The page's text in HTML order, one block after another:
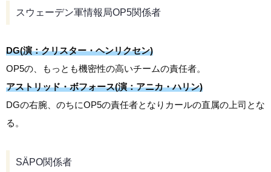
スウェーデン軍情報局OP5関係者
DG(演：クリスター・ヘンリクセン)
OP5の、もっとも機密性の高いチームの責任者。
アストリッド・ボフォース(演：アニカ・ハリン)
DGの右腕、のちにOP5の責任者となりカールの直属の上司とな
る。
SÄPO関係者